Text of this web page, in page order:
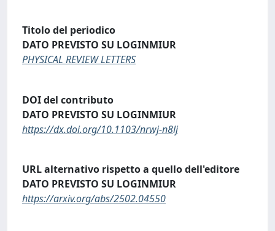
Titolo del periodico
DATO PREVISTO SU LOGINMIUR
PHYSICAL REVIEW LETTERS
DOI del contributo
DATO PREVISTO SU LOGINMIUR
https://dx.doi.org/10.1103/nrwj-n8lj
URL alternativo rispetto a quello dell'editore
DATO PREVISTO SU LOGINMIUR
https://arxiv.org/abs/2502.04550